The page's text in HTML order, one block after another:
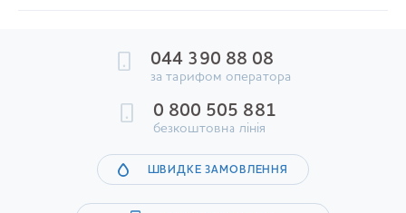
044 390 88 08
за тарифом оператора
0 800 505 881
безкоштовна лінія
ШВИДКЕ ЗАМОВЛЕННЯ